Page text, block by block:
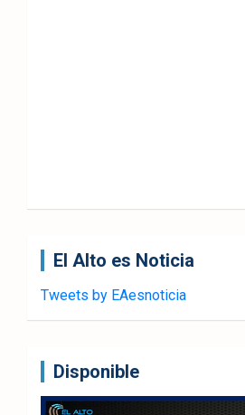
El Alto es Noticia
Tweets by EAesnoticia
Disponible